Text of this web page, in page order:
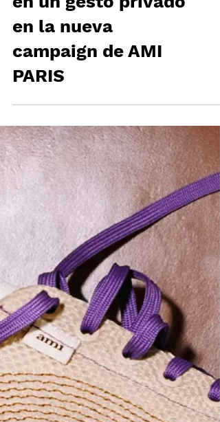
LILY MCMENAMY
convierte el amor
en un gesto privado
PARIS